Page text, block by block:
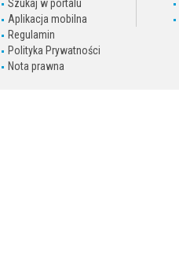
Szukaj w portalu
Aplikacja mobilna
Regulamin
Polityka Prywatności
Nota prawna